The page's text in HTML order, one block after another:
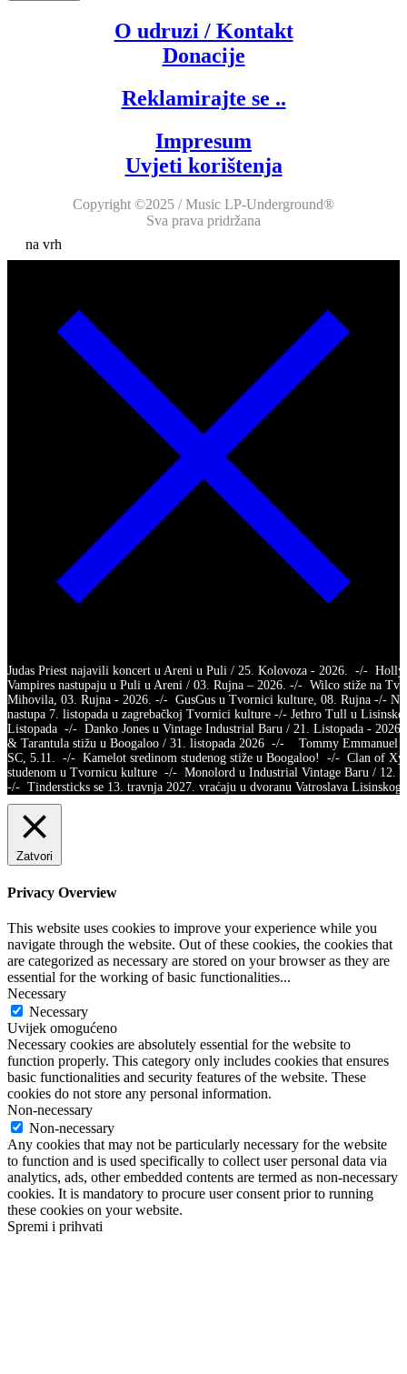
O udruzi / Kontakt
Donacije
Reklamirajte se ..
Impresum
Uvjeti korištenja
Copyright ©2025 / Music LP-Underground®
Sva prava pridržana
na vrh
Judas Priest najavili koncert u Areni u Puli / 25. Kolovoza - 2026. -/-
Vampires nastupaju u Puli u Areni / 03. Rujna – 2026. -/- Wilco stiže na
Mihovila, 03. Rujna - 2026. -/- GusGus u Tvornici kulture, 08. Rujna -/-
nastupa 7. listopada u zagrebačkoj Tvornici kulture -/- Jethro Tull u
Listopada -/- Danko Jones u Vintage Industrial Baru / 21. Listopada -
& Tarantula stižu u Boogaloo / 31. listopada 2026 -/- Tommy Emmanuel
SC, 5.11. -/- Kamelot sredinom studenog stiže u Boogaloo! -/- Clan of
studenom u Tvornicu kulture -/- Monolord u Industrial Vintage Baru / 12.
-/- Tindersticks se 13. travnja 2027. vraćaju u dvoranu Vatroslava
Zatvori
Privacy Overview
This website uses cookies to improve your experience while you
navigate through the website. Out of these cookies, the cookies that
are categorized as necessary are stored on your browser as they are
essential for the working of basic functionalities...
Necessary
Necessary
Uvijek omogućeno
Necessary cookies are absolutely essential for the website to
function properly. This category only includes cookies that ensures
basic functionalities and security features of the website. These
cookies do not store any personal information.
Non-necessary
Non-necessary
Any cookies that may not be particularly necessary for the website
to function and is used specifically to collect user personal data via
analytics, ads, other embedded contents are termed as non-necessary
cookies. It is mandatory to procure user consent prior to running
these cookies on your website.
Spremi i prihvati